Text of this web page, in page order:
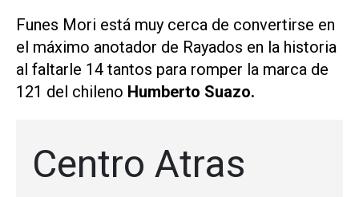
Funes Mori está muy cerca de convertirse en
el máximo anotador de Rayados en la historia
al faltarle 14 tantos para romper la marca de
121 del chileno Humberto Suazo.